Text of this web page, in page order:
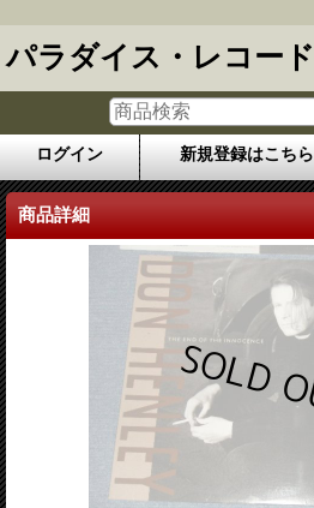
パラダイス・レコード
ログイン 新規登録はこちら
商品詳細